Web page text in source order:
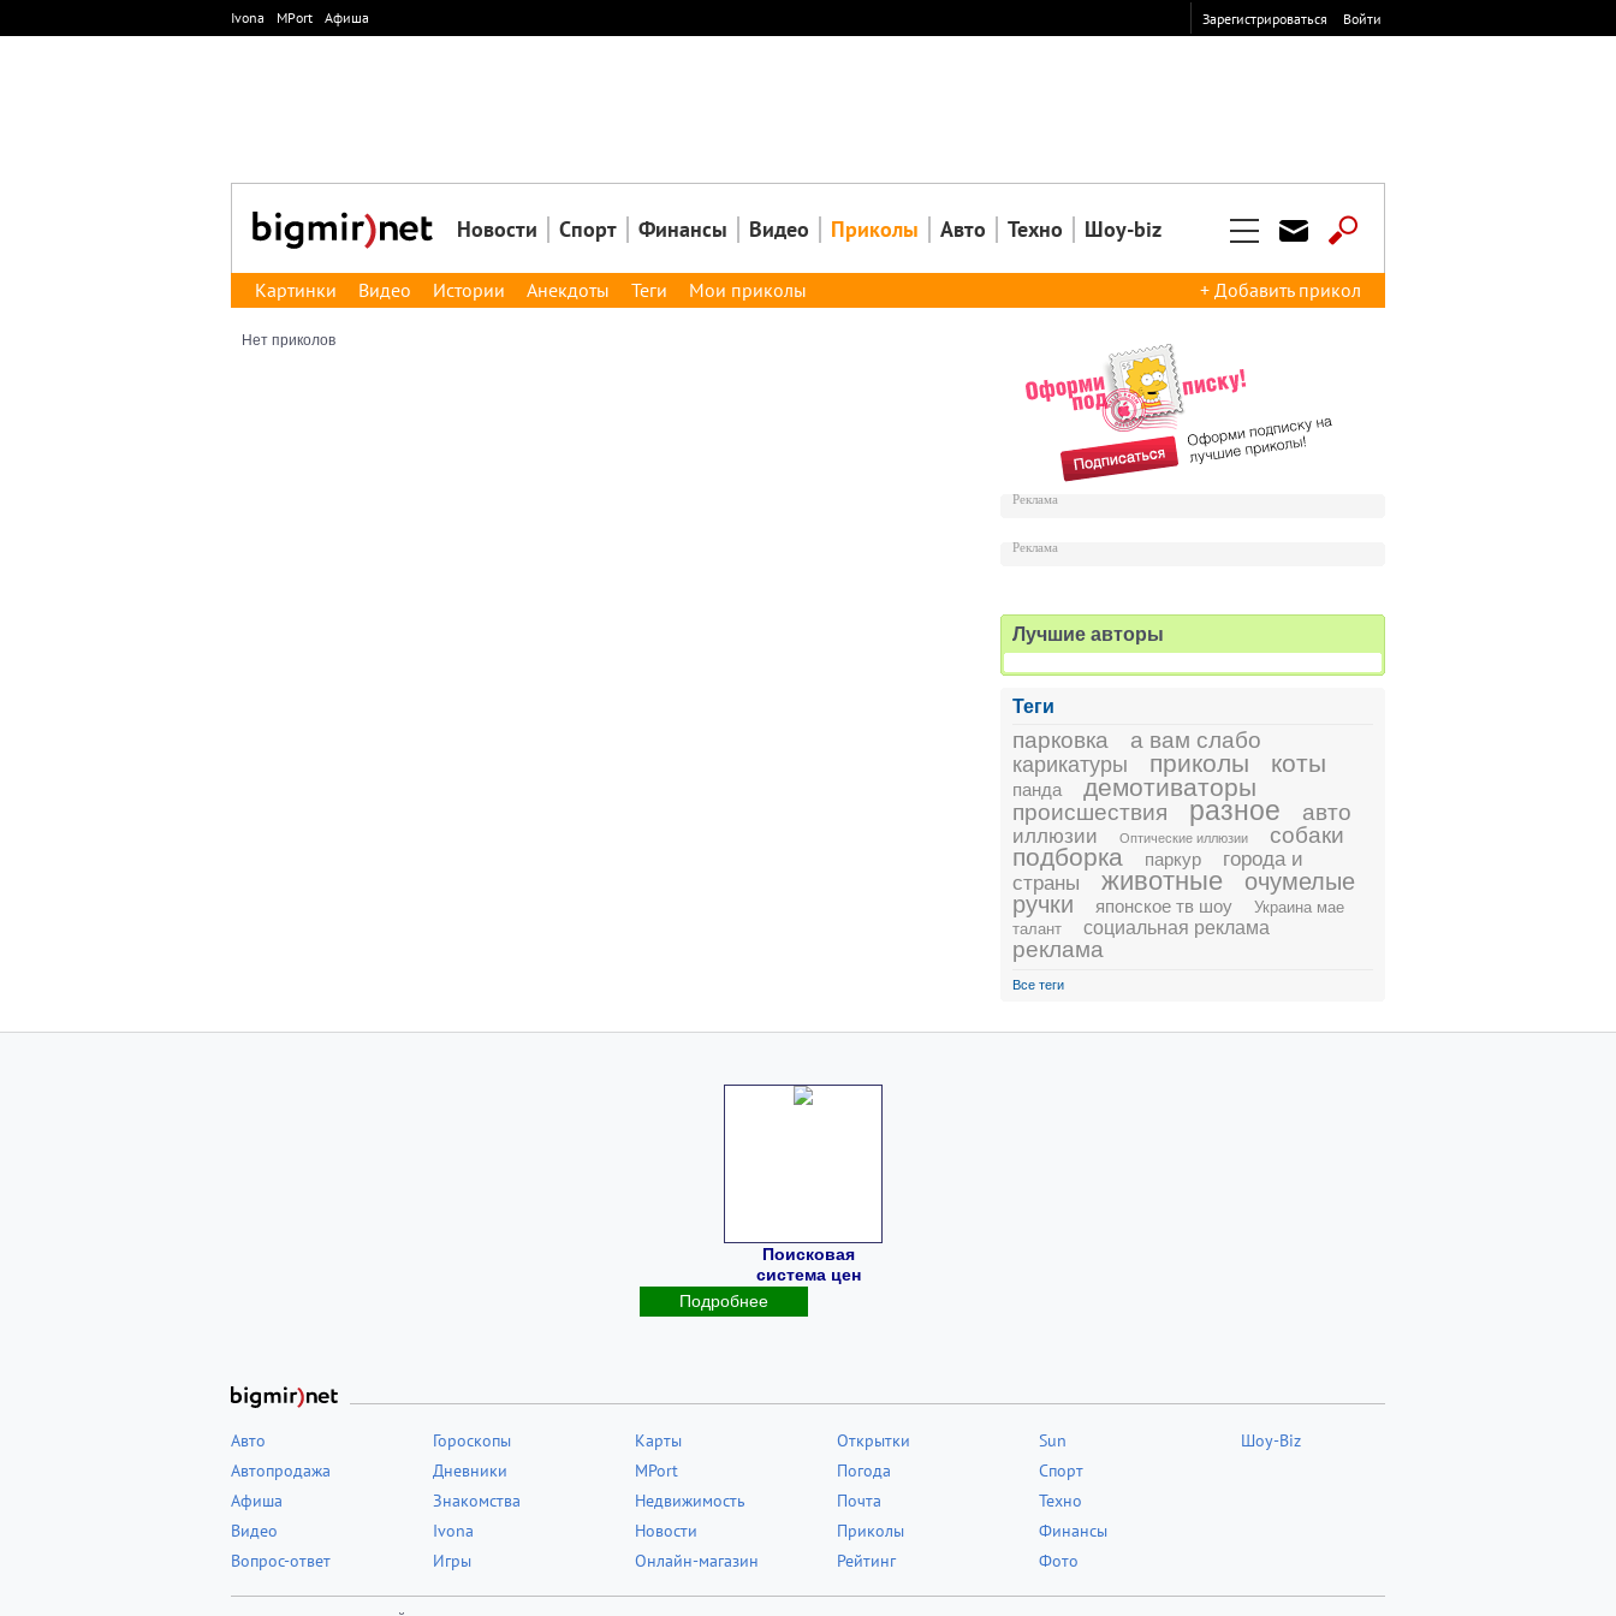
Закрыть
Ivona MPort Афиша Зарегистрироваться Войти
Новости Спорт Финансы Видео Приколы Авто Техно Шоу-biz
Картинки Видео Истории Анекдоты Теги Мои приколы + Добавить прикол
Нет приколов
Реклама
Реклама
Лучшие авторы
Теги
парковка а вам слабо
карикатуры приколы коты
панда демотиваторы
происшествия разное авто
иллюзии Оптические иллюзии собаки
подборка паркур
города и
страны
животные
очумелые
ручки
японское тв шоу
Украина мае
талант
социальная реклама
реклама
Все теги
Поисковая
система цен
Подробнее
Авто
Автопродажа
Афиша
Видео
Вопрос-ответ
Гороскопы
Дневники
Знакомства
Ivona
Игры
Карты
MPort
Недвижимость
Новости
Онлайн-магазин
Открытки
Погода
Почта
Приколы
Рейтинг
Sun
Спорт
Техно
Финансы
Фото
Шоу-Biz